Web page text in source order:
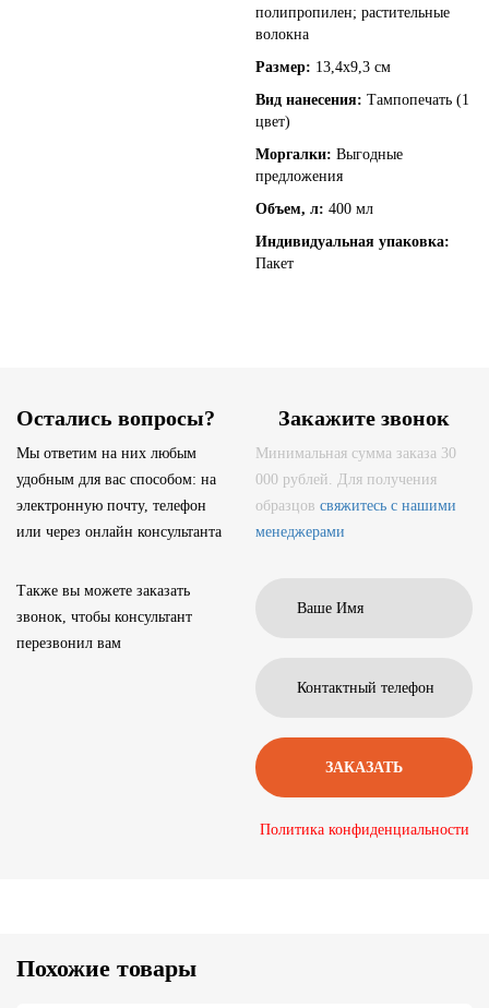
полипропилен; растительные
волокна
Размер: 13,4x9,3 см
Вид нанесения: Тампопечать (1
цвет)
Моргалки: Выгодные
предложения
Объем, л: 400 мл
Индивидуальная упаковка:
Пакет
Остались вопросы?
Мы ответим на них любым
удобным для вас способом: на
электронную почту, телефон
или через онлайн консультанта
Также вы можете заказать
звонок, чтобы консультант
перезвонил вам
Закажите звонок
Минимальная сумма заказа 30
000 рублей. Для получения
образцов свяжитесь с нашими
менеджерами
Политика конфиденциальности
Похожие товары